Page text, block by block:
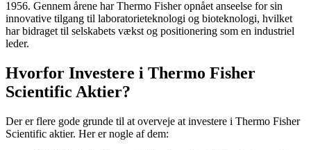
1956. Gennem årene har Thermo Fisher opnået anseelse for sin
innovative tilgang til laboratorieteknologi og bioteknologi, hvilket
har bidraget til selskabets vækst og positionering som en industriel
leder.
Hvorfor Investere i Thermo Fisher
Scientific Aktier?
Der er flere gode grunde til at overveje at investere i Thermo Fisher
Scientific aktier. Her er nogle af dem: